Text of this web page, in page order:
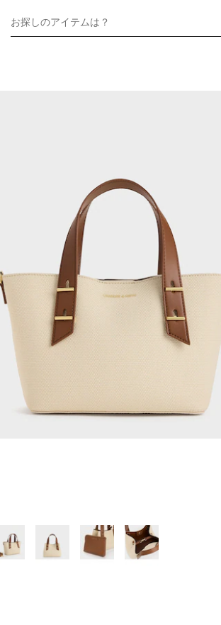
お探しのアイテムは？